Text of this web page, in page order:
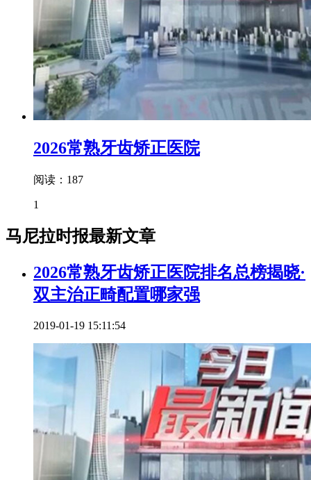
2026常熟牙齿矫正医院
阅读：187
1
马尼拉时报最新文章
2026常熟牙齿矫正医院排名总榜揭晓·
双主治正畸配置哪家强
2019-01-19 15:11:54